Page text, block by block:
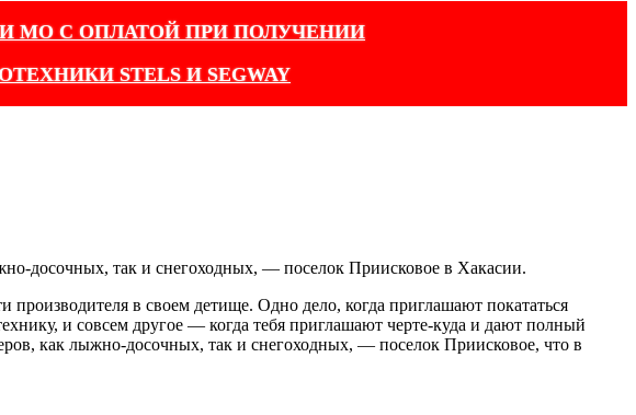
МО С ОПЛАТОЙ ПРИ ПОЛУЧЕНИИ
STELS И SEGWAY
досочных, так и снегоходных, — поселок Приисковое в Хакасии.
производителя в своем детище. Одно дело, когда приглашают покататься
и совсем другое — когда тебя приглашают черте-куда и дают полный
как лыжно-досочных, так и снегоходных, — поселок Приисковое, что в